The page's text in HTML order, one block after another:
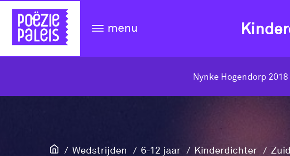
menu
Nynke Hogendorp 2018
Wedstrijden 6-12 jaar Kinderdichter